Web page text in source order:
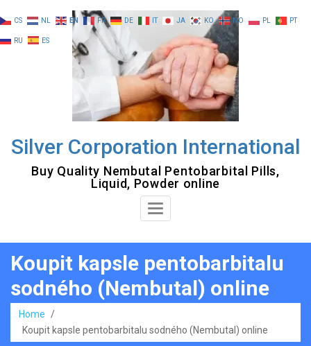
to
content
Silver Corporation International
Buy Quality Nembutal Pentobarbital Pills,
Liquid, Powder online
Toggle
Koupit kapsle pentobarbitalu
sodného (Nembutal) online
Home
/
Koupit kapsle pentobarbitalu sodného (Nembutal) online
CS NL EN FR DE IT JA KO NO PL PT
RU ES